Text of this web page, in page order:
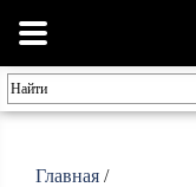
Главная /